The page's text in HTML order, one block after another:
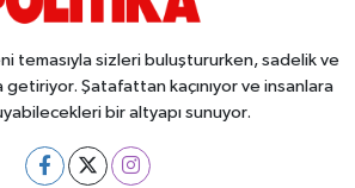
temasıyla sizleri buluştururken, sadelik ve
Şatafattan kaçınıyor ve insanlara
bir altyapı sunuyor.